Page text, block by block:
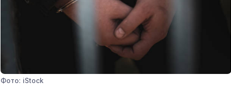
Фото: iStock